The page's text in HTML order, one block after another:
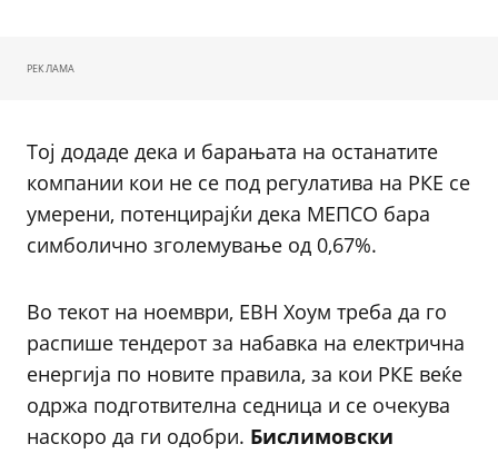
РЕКЛАМА
Тој додаде дека и барањата на останатите
компании кои не се под регулатива на РКЕ се
умерени, потенцирајќи дека МЕПСО бара
симболично зголемување од 0,67%.
Во текот на ноември, ЕВН Хоум треба да го
распише тендерот за набавка на електрична
енергија по новите правила, за кои РКЕ веќе
одржа подготвителна седница и се очекува
наскоро да ги одобри. Бислимовски